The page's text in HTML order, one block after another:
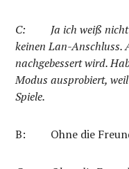
C:
Ja ich weiß
keinen Lan-Anschluss.
nachgebessert wird.
Modus ausprobiert,
Spiele.
B: Ohne die